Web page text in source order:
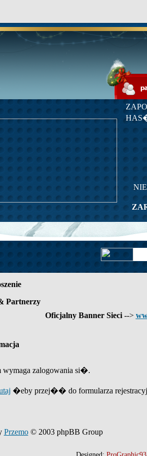
Partnerzy
Oficjalny Banner Sieci -->
zalogowania si�.
�eby przej�� do formularza
Przemo© 2003 phpBB Group